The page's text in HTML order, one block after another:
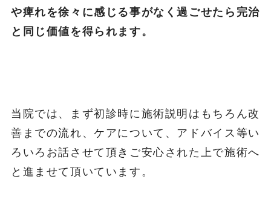
や痺れを徐々に感じる事がなく過ごせたら完治
と同じ価値を得られます。
当院では、まず初診時に施術説明はもちろん改
善までの流れ、ケアについて、アドバイス等い
ろいろお話させて頂きご安心された上で施術へ
と進ませて頂いています。